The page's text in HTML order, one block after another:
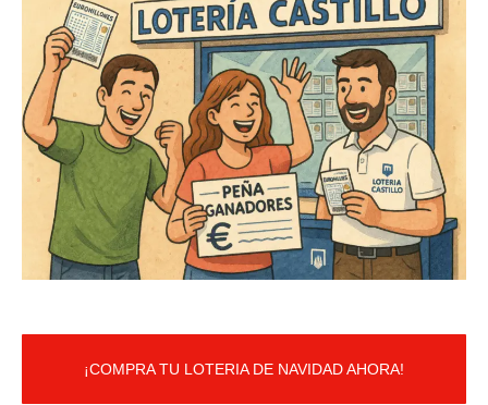
¡COMPRA TU LOTERIA DE NAVIDAD AHORA!